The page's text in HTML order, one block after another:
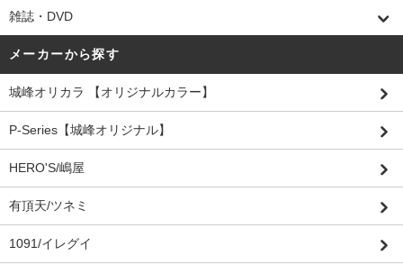
雑誌・DVD
メーカーから探す
城峰オリカラ 【オリジナルカラー】
P-Series【城峰オリジナル】
HERO'S/嶋屋
有頂天/ツネミ
1091/イレグイ